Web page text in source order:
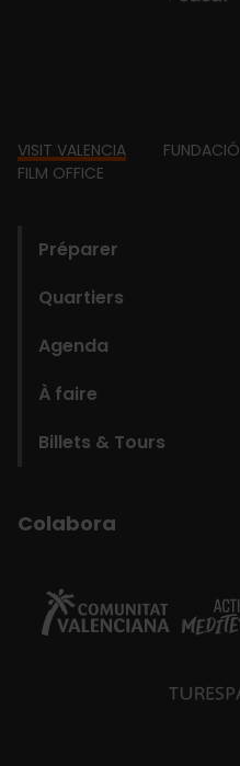
Footer
VISIT VALENCIA FUNDACIÓ
FILM OFFICE
Préparer
Quartiers
Agenda
À faire
Billets & Tours
Colabora